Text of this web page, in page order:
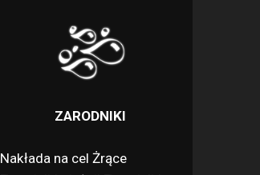
ZARODNIKI
Nakłada na cel Żrące